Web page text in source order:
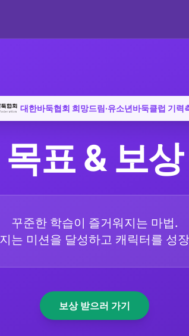
대한바둑협회 희망드림·유소년바둑클럽 기력
목표 & 보상
꾸준한 학습이 즐거워지는 마법.
는 미션을 달성하고 캐릭터를 성
보상 받으러 가기